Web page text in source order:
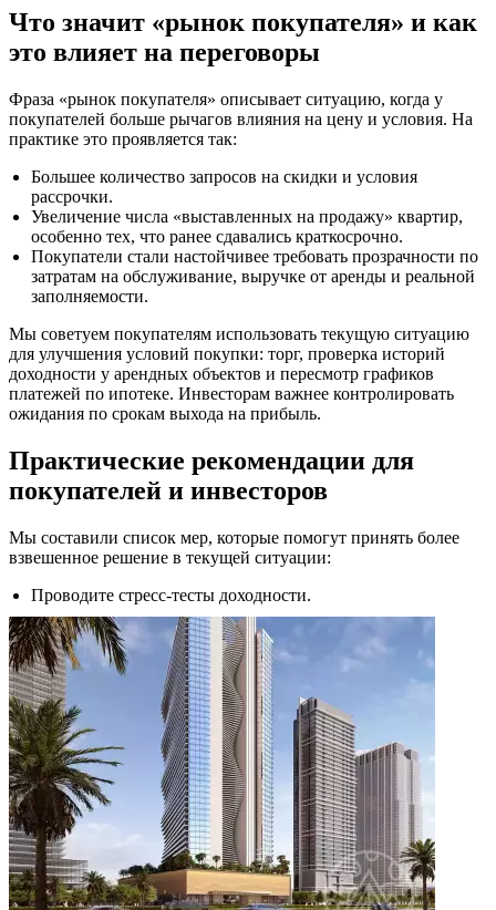
Что значит «рынок покупателя» и как
это влияет на переговоры
Фраза «рынок покупателя» описывает ситуацию, когда у
покупателей больше рычагов влияния на цену и условия. На
практике это проявляется так:
Большее количество запросов на скидки и условия
рассрочки.
Увеличение числа «выставленных на продажу» квартир,
особенно тех, что ранее сдавались краткосрочно.
Покупатели стали настойчивее требовать прозрачности по
затратам на обслуживание, выручке от аренды и реальной
заполняемости.
Мы советуем покупателям использовать текущую ситуацию
для улучшения условий покупки: торг, проверка историй
доходности у арендных объектов и пересмотр графиков
платежей по ипотеке. Инвесторам важнее контролировать
ожидания по срокам выхода на прибыль.
Практические рекомендации для
покупателей и инвесторов
Мы составили список мер, которые помогут принять более
взвешенное решение в текущей ситуации:
Проводите стресс‑тесты доходности.